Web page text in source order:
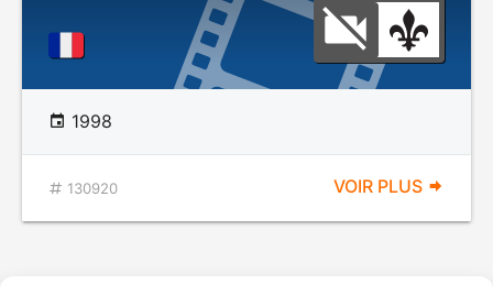
1998
130920 VOIR PLUS